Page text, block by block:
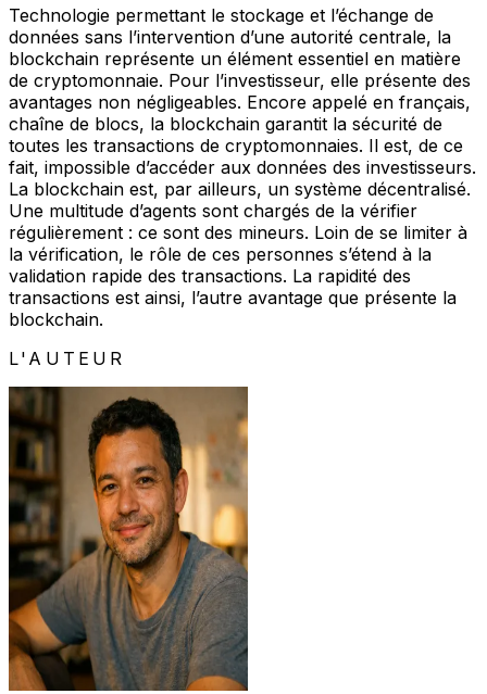
Technologie permettant le stockage et l’échange de
données sans l’intervention d’une autorité centrale, la
blockchain représente un élément essentiel en matière
de cryptomonnaie. Pour l’investisseur, elle présente des
avantages non négligeables. Encore appelé en français,
chaîne de blocs, la blockchain garantit la sécurité de
toutes les transactions de cryptomonnaies. Il est, de ce
fait, impossible d’accéder aux données des investisseurs.
La blockchain est, par ailleurs, un système décentralisé.
Une multitude d’agents sont chargés de la vérifier
régulièrement : ce sont des mineurs. Loin de se limiter à
la vérification, le rôle de ces personnes s’étend à la
validation rapide des transactions. La rapidité des
transactions est ainsi, l’autre avantage que présente la
blockchain.
L'AUTEUR